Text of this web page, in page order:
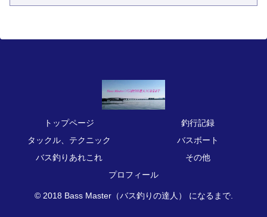
トップページ
釣行記録
タックル、テクニック
バスボート
バス釣りあれこれ
その他
プロフィール
© 2018 Bass Master（バス釣りの達人） になるまで.